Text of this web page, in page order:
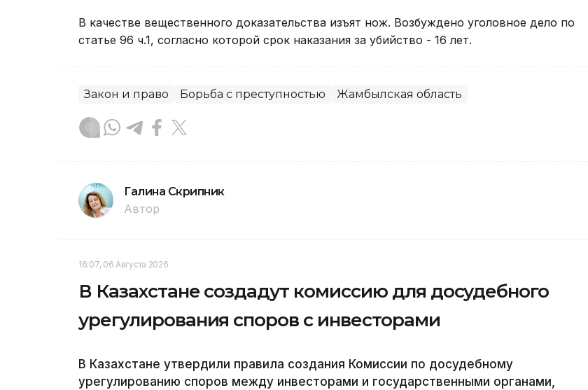
В качестве вещественного доказательства изъят нож. Возбуждено уголовное дело по
статье 96 ч.1, согласно которой срок наказания за убийство - 16 лет.
Закон и право Борьба с преступностью Жамбылская область
Галина Скрипник
Автор
16:07, 06 Августа 2026
В Казахстане создадут комиссию для досудебного
урегулирования споров с инвесторами
В Казахстане утвердили правила создания Комиссии по досудебному
урегулированию споров между инвесторами и государственными органами,